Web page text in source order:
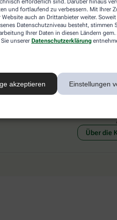
erforderlich sind. Darüber hinaus
und fortlaufend zu verbessern. Mit Ihrer
auch an Drittanbieter weiter. Soweit
Datenschutzniveau besteht, stimmen
Ihrer Daten in diesen Ländern
unserer Datenschutzerklärung
akzeptieren Einstellungen
Abholung in der Apotheke
Botendienstlieferung
Über die